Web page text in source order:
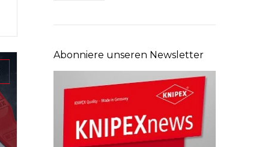
Abonniere unseren Newsletter